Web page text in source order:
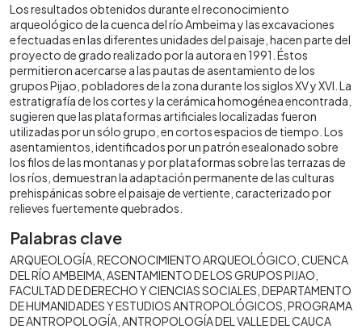
Los resultados obtenidos durante el reconocimiento
arqueológico de la cuenca del río Ambeima y las excavaciones
efectuadas en las diferentes unidades del paisaje, hacen parte del
proyecto de grado realizado por la autora en 1991. Éstos
permitieron acercarse a las pautas de asentamiento de los
grupos Pijao, pobladores de la zona durante los siglos XV y XVI. La
estratigrafía de los cortes y la cerámica homogénea encontrada,
sugieren que las plataformas artificiales localizadas fueron
utilizadas por un sólo grupo, en cortos espacios de tiempo. Los
asentamientos, identificados por un patrón esealonado sobre
los filos de las montanas y por plataformas sobre las terrazas de
los ríos, demuestran la adaptación permanente de las culturas
prehispánicas sobre el paisaje de vertiente, caracterizado por
relieves fuertemente quebrados.
Palabras clave
ARQUEOLOGÍA RECONOCIMIENTO ARQUEOLÓGICO CUENCA
DEL RÍO AMBEIMA ASENTAMIENTO DE LOS GRUPOS PIJAO
FACULTAD DE DERECHO Y CIENCIAS SOCIALES DEPARTAMENTO
DE HUMANIDADES Y ESTUDIOS ANTROPOLÓGICOS PROGRAMA
DE ANTROPOLOGÍA ANTROPOLOGÍA DEL VALLE DEL CAUCA